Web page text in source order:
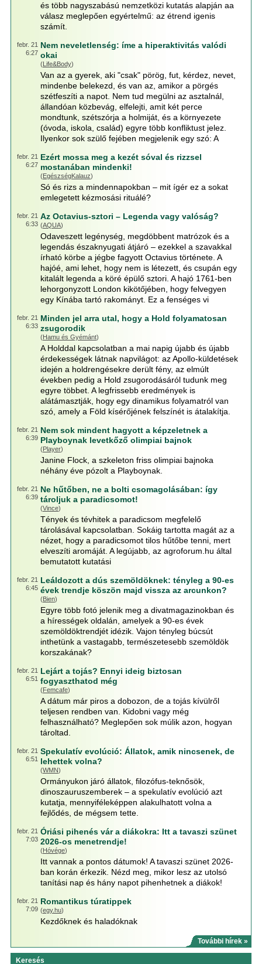
és több nagyszabású nemzetközi kutatás alapján aa
válasz meglepően egyértelmű: az étrend igenis
számít.
febr. 21
6:27
Nem neveletlenség: íme a hiperaktivitás valódi
okai
(Life&Body)
Van az a gyerek, aki "csak" pörög, fut, kérdez, nevet,
mindenbe belekezd, és van az, amikor a pörgés
szétfeszíti a napot. Nem tud megülni az asztalnál,
állandóan közbevág, elfelejti, amit két perce
mondtunk, szétszórja a holmiját, és a környezete
(óvoda, iskola, család) egyre több konfliktust jelez.
Ilyenkor sok szülő fejében megjelenik egy szó: A
febr. 21
6:27
Ezért mossa meg a kezét sóval és rizzsel
mostanában mindenki!
(EgészségKalauz)
Só és rizs a mindennapokban – mit ígér ez a sokat
emlegetett kézmosási rituálé?
febr. 21
6:33
Az Octavius-sztori – Legenda vagy valóság?
(AQUA)
Odaveszett legénység, megdöbbent matrózok és a
legendás északnyugati átjáró – ezekkel a szavakkal
írható körbe a jégbe fagyott Octavius története. A
hajóé, ami lehet, hogy nem is létezett, és csupán egy
kitalált legenda a köré épülő sztori. A hajó 1761-ben
lehorgonyzott London kikötőjében, hogy felvegyen
egy Kínába tartó rakományt. Ez a fenséges vi
febr. 21
6:33
Minden jel arra utal, hogy a Hold folyamatosan
zsugorodik
(Hamu és Gyémánt)
A Holddal kapcsolatban a mai napig újabb és újabb
érdekességek látnak napvilágot: az Apollo-küldetések
idején a holdrengésekre derült fény, az elmúlt
években pedig a Hold zsugorodásáról tudunk meg
egyre többet. A legfrissebb eredmények is
alátámasztják, hogy egy dinamikus folyamatról van
szó, amely a Föld kísérőjének felszínét is átalakítja.
febr. 21
6:39
Nem sok mindent hagyott a képzeletnek a
Playboynak levetkőző olimpiai bajnok
(Player)
Janine Flock, a szkeleton friss olimpiai bajnoka
néhány éve pózolt a Playboynak.
febr. 21
6:39
Ne hűtőben, ne a bolti csomagolásában: így
tároljuk a paradicsomot!
(Vince)
Tények és tévhitek a paradicsom megfelelő
tárolásával kapcsolatban. Sokáig tartotta magát az a
nézet, hogy a paradicsomot tilos hűtőbe tenni, mert
elveszíti aromáját. A legújabb, az agroforum.hu által
bemutatott kutatási
febr. 21
6:45
Leáldozott a dús szemöldöknek: tényleg a 90-es
évek trendje köszön majd vissza az arcunkon?
(Bien)
Egyre több fotó jelenik meg a divatmagazinokban és
a hírességek oldalán, amelyek a 90-es évek
szemöldöktrendjét idézik. Vajon tényleg búcsút
inthetünk a vastagabb, természetesebb szemöldök
korszakának?
febr. 21
6:51
Lejárt a tojás? Ennyi ideig biztosan
fogyaszthatod még
(Femcafe)
A dátum már piros a dobozon, de a tojás kívülről
teljesen rendben van. Kidobni vagy még
felhasználható? Meglepően sok múlik azon, hogyan
tároltad.
febr. 21
6:51
Spekulatív evolúció: Állatok, amik nincsenek, de
lehettek volna?
(WMN)
Ormányukon járó állatok, filozófus-teknősök,
dinoszauruszemberek – a spekulatív evolúció azt
kutatja, mennyiféleképpen alakulhatott volna a
fejlődés, de mégsem tette.
febr. 21
7:03
Óriási pihenés vár a diákokra: Itt a tavaszi szünet
2026-os menetrendje!
(Hóvége)
Itt vannak a pontos dátumok! A tavaszi szünet 2026-
ban korán érkezik. Nézd meg, mikor lesz az utolsó
tanítási nap és hány napot pihenhetnek a diákok!
febr. 21
7:09
Romantikus túratippek
(egy.hu)
Kezdőknek és haladóknak
További hírek »
Keresés